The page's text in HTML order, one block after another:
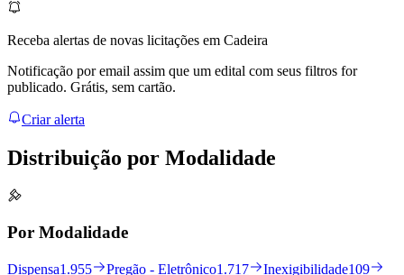
Receba alertas de novas licitações em Cadeira
Notificação por email assim que um edital com seus filtros for
publicado. Grátis, sem cartão.
Criar alerta
Distribuição por Modalidade
Por Modalidade
Dispensa1.955 Pregão - Eletrônico1.717 Inexigibilidade109